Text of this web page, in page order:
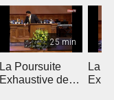
25 min
La Poursuite
Exhaustive de
La